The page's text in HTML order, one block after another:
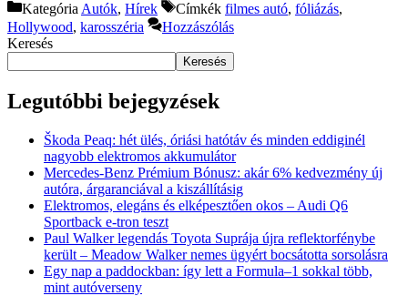
Kategória Autók, Hírek Címkék filmes autó, fóliázás,
Hollywood, karosszéria
Hozzászólás
Keresés
Keresés
Legutóbbi bejegyzések
Škoda Peaq: hét ülés, óriási hatótáv és minden eddiginél
nagyobb elektromos akkumulátor
Mercedes-Benz Prémium Bónusz: akár 6% kedvezmény új
autóra, árgaranciával a kiszállításig
Elektromos, elegáns és elképesztően okos – Audi Q6
Sportback e-tron teszt
Paul Walker legendás Toyota Suprája újra reflektorfénybe
került – Meadow Walker nemes ügyért bocsátotta sorsolásra
Egy nap a paddockban: így lett a Formula–1 sokkal több,
mint autóverseny